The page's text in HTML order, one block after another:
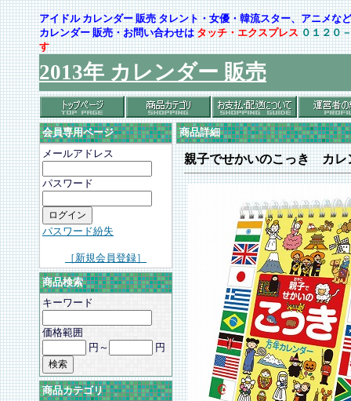
アイドル カレンダー 販売 タレント・女優・韓流スター、アニメ
カレンダー 販売・お問い合わせはタッチ・エクスプレス ０１２０
す
2013年 カレンダー 販売
会員専用ページ
メールアドレス
パスワード
パスワード紛失
［新規会員登録］
商品検索
キーワード
価格範囲
円～
円
商品カテゴリ
商品詳細
親子でせかいのこっき カレ